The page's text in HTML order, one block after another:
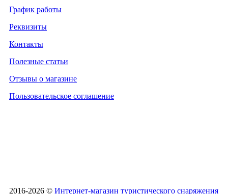
График работы
Реквизиты
Контакты
Полезные статьи
Отзывы о магазине
Пользовательское соглашение
2016-2026 © Интернет-магазин туристического снаряжения